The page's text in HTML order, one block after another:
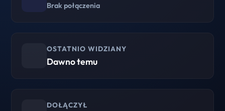
Brak połączenia
OSTATNIO WIDZIANY
Dawno temu
DOŁĄCZYŁ